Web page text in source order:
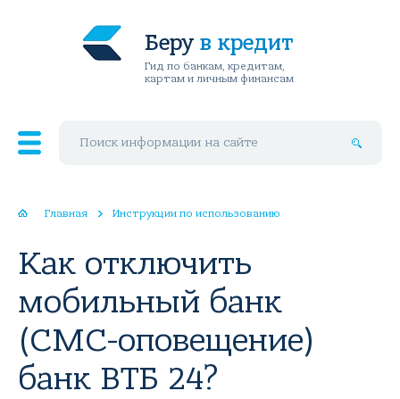
Беру в кредит
Гид по банкам, кредитам,
картам и личным финансам
Главная Инструкции по использованию
Как отключить
мобильный банк
(СМС-оповещение)
банк ВТБ 24?